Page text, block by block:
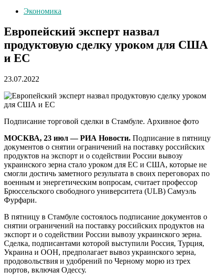
Экономика
Европейский эксперт назвал
продуктовую сделку уроком для США
и ЕС
23.07.2022
Подписание торговой сделки в Стамбуле. Архивное фото
МОСКВА, 23 июл — РИА Новости. Подписание в пятницу
документов о снятии ограничений на поставку российских
продуктов на экспорт и о содействии России вывозу
украинского зерна стало уроком для ЕС и США, которые не
смогли достичь заметного результата в своих переговорах по
военным и энергетическим вопросам, считает профессор
Брюссельского свободного университета (ULB) Самуэль
Фурфари.
В пятницу в Стамбуле состоялось подписание документов о
снятии ограничений на поставку российских продуктов на
экспорт и о содействии России вывозу украинского зерна.
Сделка, подписантами которой выступили Россия, Турция,
Украина и ООН, предполагает вывоз украинского зерна,
продовольствия и удобрений по Черному морю из трех
портов, включая Одессу.